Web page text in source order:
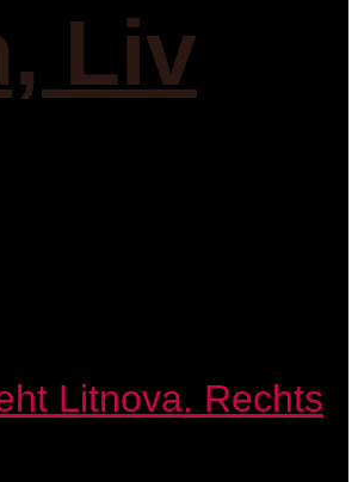
Liv